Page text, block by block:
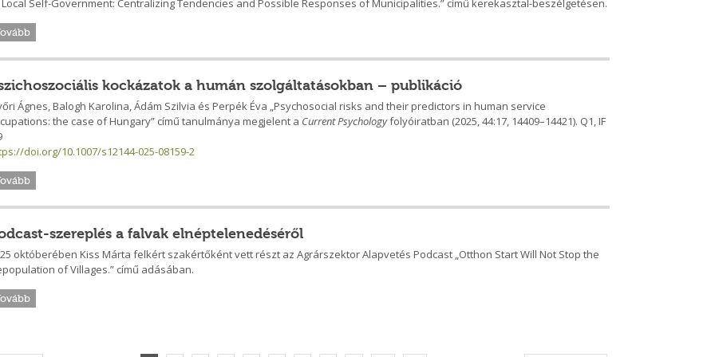
Self-Government: Centralizing Tendencies and Possible Responses of Municipalities.” című kerekasztal-beszélgetésen.
kockázatok a humán szolgáltatásokban – publikáció
Ágnes, Balogh Karolina, Ádám Szilvia és Perpék Éva „Psychosocial risks and their predictors in human service
the case of Hungary” című tanulmánya megjelent a Current Psychologyfolyóiratban (2025, 44:17, 14409–14421). Q1, IF
doi.org/10.1007/s12144-025-08159-2
szereplés a falvak elnéptelenedéséről
októberében Kiss Márta felkért szakértőként vett részt az Agrárszektor Alapvetés Podcast „Otthon Start Will Not Stop the
of Villages.” című adásában.